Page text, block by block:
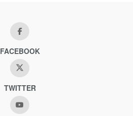
FACEBOOK
TWITTER